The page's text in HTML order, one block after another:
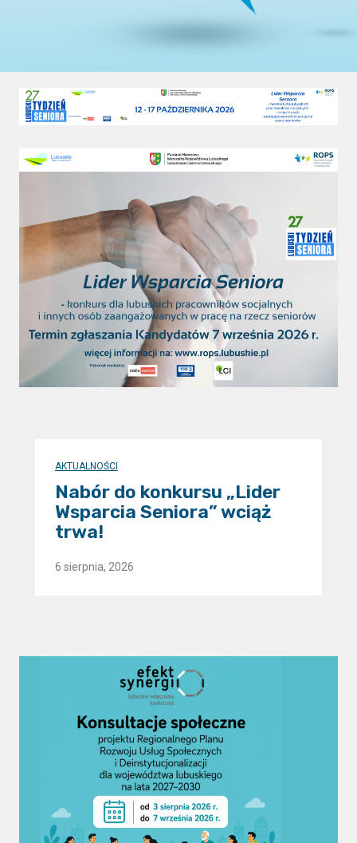
AKTUALNOŚCI
Nabór do konkursu „Lider
Wsparcia Seniora” wciąż
trwa!
6 sierpnia, 2026